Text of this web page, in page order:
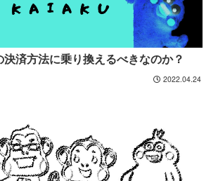
済方法に乗り換えるべきなのか？
2022.04.24